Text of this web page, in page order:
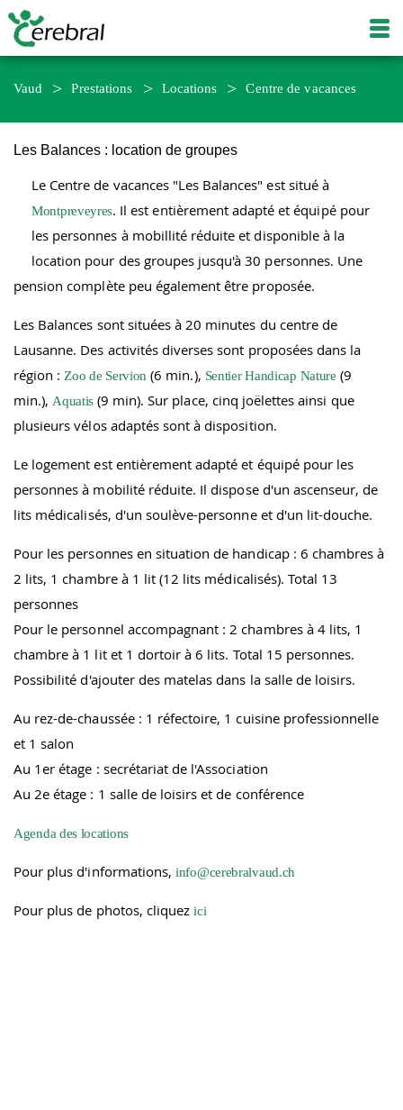
Vaud Prestations Locations Centre de vacances
Les Balances : location de groupes
Le Centre de vacances "Les Balances" est situé à
Montpreveyres. Il est entièrement adapté et équipé pour
les personnes à mobillité réduite et disponible à la
location pour des groupes jusqu'à 30 personnes. Une
pension complète peu également être proposée.
Les Balances sont situées à 20 minutes du centre de
Lausanne. Des activités diverses sont proposées dans la
région :Zoo de Servion (6 min.), Sentier Handicap Nature (9
min.),Aquatis (9 min). Sur place, cinq joëlettes ainsi que
plusieurs vélos adaptés sont à disposition.
Le logement est entièrement adapté et équipé pour les
personnes à mobilité réduite. Il dispose d'un ascenseur, de
lits médicalisés, d'un soulève-personne et d'un lit-douche.
Pour les personnes en situation de handicap : 6 chambres à
2 lits, 1 chambre à 1 lit (12 lits médicalisés). Total 13
personnes
Pour le personnel accompagnant : 2 chambres à 4 lits, 1
chambre à 1 lit et 1 dortoir à 6 lits. Total 15 personnes.
Possibilité d'ajouter des matelas dans la salle de loisirs.
Au rez-de-chaussée : 1 réfectoire, 1 cuisine professionnelle
et 1 salon
Au 1er étage : secrétariat de l'Association
Au 2e étage : 1 salle de loisirs et de conférence
Agenda des locations
Pour plus d'informations,info@cerebralvaud.ch
Pour plus de photos, cliquezici